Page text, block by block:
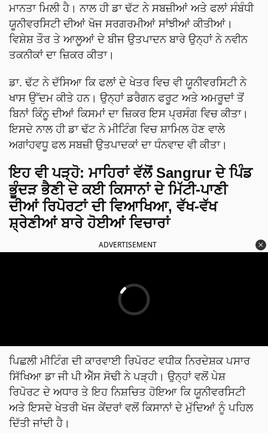
ਮਾਨਤਾ ਮਿਲੀ ਹੈ। ਨਾਲ ਹੀ ਡਾ ਢੱਟ ਨੇ ਸਬਜ਼ੀਆਂ ਅਤੇ ਫਲਾਂ ਸੰਬੰਧੀ
ਯੂਨੀਵਰਸਿਟੀ ਦੀਆਂ ਖੋਜ ਸਰਗਰਮੀਆਂ ਸਾਂਝੀਆਂ ਕੀਤੀਆਂ।
ਵਿਸ਼ੇਸ਼ ਤੌਰ ਤੇ ਆਲੂਆਂ ਦੇ ਬੀਜ ਉਤਪਾਦਨ ਬਾਰੇ ਉਨ੍ਹਾਂ ਨੇ ਨਵੀਨ
ਤਕਨੀਕਾਂ ਦਾ ਜ਼ਿਕਰ ਕੀਤਾ।
ਡਾ. ਢੱਟ ਨੇ ਦੱਸਿਆ ਕਿ ਫਲਾਂ ਦੇ ਖੇਤਰ ਵਿਚ ਵੀ ਯੂਨੀਵਰਸਿਟੀ ਨੇ
ਖਾਸ ਉੱਦਮ ਕੀਤੇ ਹਨ। ਉਨ੍ਹਾਂ ਡਰੈਗਨ ਫਰੂਟ ਅਤੇ ਅਮਰੂਦਾਂ ਤੋਂ
ਬਿਨਾਂ ਕਿੰਨੂ ਦੀਆਂ ਕਿਸਮਾਂ ਦਾ ਜ਼ਿਕਰ ਇਸ ਪ੍ਰਸੰਗ ਵਿਚ ਕੀਤਾ।
ਇਸਦੇ ਨਾਲ ਹੀ ਡਾ ਢੱਟ ਨੇ ਮੀਟਿੰਗ ਵਿਚ ਸ਼ਾਮਿਲ ਹੋਣ ਵਾਲੇ
ਅਗਾਂਹਵਧੂ ਫਲ ਸਬਜ਼ੀ ਉਤਪਾਦਕਾਂ ਦਾ ਧੰਨਵਾਦ ਵੀ ਕੀਤਾ।
ਇਹ ਵੀ ਪੜ੍ਹੋ: ਮਾਹਿਰਾਂ ਵੱਲੋਂ Sangrur ਦੇ ਪਿੰਡ
ਭੂੰਦੜ ਭੈਣੀ ਦੇ ਕਈ ਕਿਸਾਨਾਂ ਦੇ ਮਿੱਟੀ-ਪਾਣੀ
ਦੀਆਂ ਰਿਪੋਰਟਾਂ ਦੀ ਵਿਆਖਿਆ, ਵੱਖ-ਵੱਖ
ਸ਼੍ਰੇਣੀਆਂ ਬਾਰੇ ਹੋਈਆਂ ਵਿਚਾਰਾਂ
ADVERTISEMENT
ਪਿਛਲੀ ਮੀਟਿੰਗ ਦੀ ਕਾਰਵਾਈ ਰਿਪੋਰਟ ਵਧੀਕ ਨਿਰਦੇਸ਼ਕ ਪਸਾਰ
ਸਿੱਖਿਆ ਡਾ ਜੀ ਪੀ ਐੱਸ ਸੋਢੀ ਨੇ ਪੜ੍ਹੀ। ਉਨ੍ਹਾਂ ਵਲੋਂ ਪੇਸ਼
ਰਿਪੋਰਟ ਦੇ ਅਧਾਰ ਤੇ ਇਹ ਨਿਸ਼ਚਿਤ ਹੋਇਆ ਕਿ ਯੂਨੀਵਰਸਿਟੀ
ਅਤੇ ਇਸਦੇ ਖੇਤਰੀ ਖੋਜ ਕੇਂਦਰਾਂ ਵਲੋਂ ਕਿਸਾਨਾਂ ਦੇ ਮੁੱਦਿਆਂ ਨੂੰ ਪਹਿਲ
ਦਿੱਤੀ ਜਾਂਦੀ ਹੈ।